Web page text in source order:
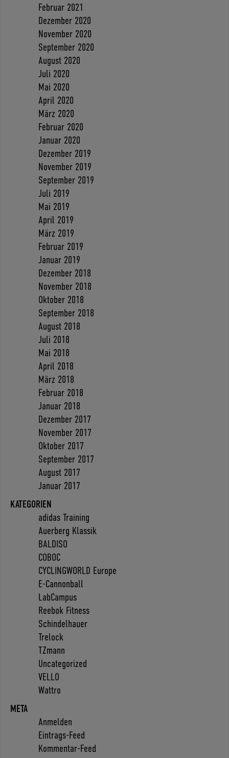
Februar 2021
Dezember 2020
November 2020
September 2020
August 2020
Juli 2020
Mai 2020
April 2020
März 2020
Februar 2020
Januar 2020
Dezember 2019
November 2019
September 2019
Juli 2019
Mai 2019
April 2019
März 2019
Februar 2019
Januar 2019
Dezember 2018
November 2018
Oktober 2018
September 2018
August 2018
Juli 2018
Mai 2018
April 2018
März 2018
Februar 2018
Januar 2018
Dezember 2017
November 2017
Oktober 2017
September 2017
August 2017
Januar 2017
KATEGORIEN
adidas Training
Auerberg Klassik
BALDISO
COBOC
CYCLINGWORLD Europe
E-Cannonball
LabCampus
Reebok Fitness
Schindelhauer
Trelock
TZmann
Uncategorized
VELLO
Wattro
META
Anmelden
Eintrags-Feed
Kommentar-Feed